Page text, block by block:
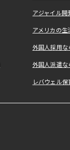
アジャイル
アメリカの
外国人採用
外国人派遣な
レバウェル